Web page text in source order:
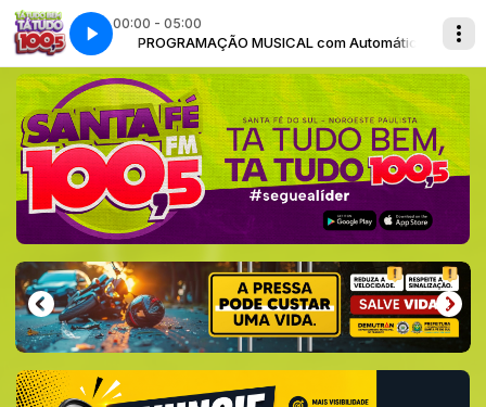
00:00 - 05:00
Automático PROGRAMAÇÃO MUSICAL com Automático